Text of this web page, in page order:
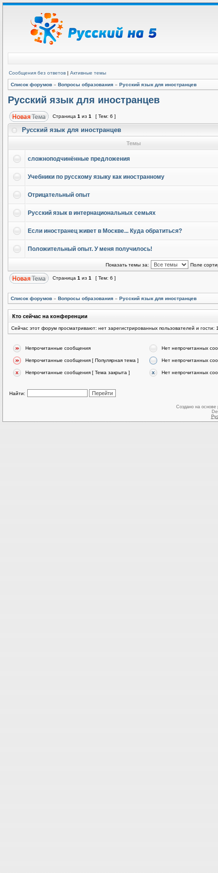
Сообщения без ответов | Активные темы
Список форумов » Вопросы образования » Русский язык для иностранцев
Русский язык для иностранцев
Страница 1 из 1 [ Тем: 6 ]
Русский язык для иностранцев
Темы
сложноподчинённые предложения
Учебники по русскому языку как иностранному
Отрицательный опыт
Русский язык в интернациональных семьях
Если иностранец живет в Москве... Куда обратиться?
Положительный опыт. У меня получилось!
Показать темы за: Поле
Страница 1 из 1 [ Тем: 6 ]
Список форумов » Вопросы образования » Русский язык для иностранцев
Кто сейчас на конференции
Сейчас этот форум просматривают: нет зарегистрированных пользователей и гости:
Непрочитанные сообщения Нет непрочитанных
Непрочитанные сообщения [ Популярная тема ] Нет непрочитанных
Непрочитанные сообщения [ Тема закрыта ] Нет непрочитанных
Найти:
Создано на основе